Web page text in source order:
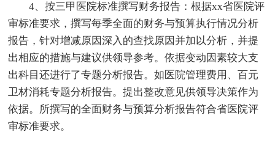
4、按三甲医院标准撰写财务报告：根据xx省医院评
审标准要求，撰写每季全面的财务与预算执行情况分析
报告，针对增减原因深入的查找原因并加以分析，并提
出相应的措施与建议供领导参考。依据变动因素较大支
出科目还进行了专题分析报告。如医院管理费用、百元
卫材消耗专题分析报告。提出整改意见供领导决策作为
依据。所撰写的全面财务与预算分析报告符合省医院评
审标准要求。